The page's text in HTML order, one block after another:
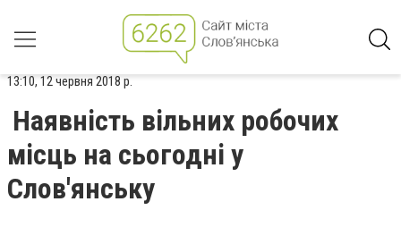
13:10, 12 червня 2018 р.
Наявність вільних робочих
місць на сьогодні у
Слов'янську